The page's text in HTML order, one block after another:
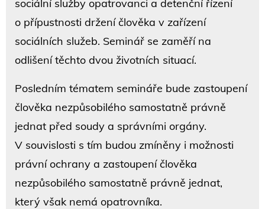
sociální služby opatrovanci a detenční řízení
o přípustnosti držení člověka v zařízení
sociálních služeb. Seminář se zaměří na
odlišení těchto dvou životních situací.
Posledním tématem semináře bude zastoupení
člověka nezpůsobilého samostatně právně
jednat před soudy a správními orgány.
V souvislosti s tím budou zmíněny i možnosti
právní ochrany a zastoupení člověka
nezpůsobilého samostatně právně jednat,
který však nemá opatrovníka.